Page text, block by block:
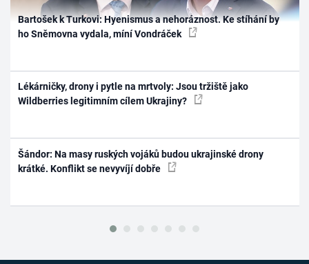
Bartošek k Turkovi: Hyenismus a nehoráznost. Ke stíhání by
ho Sněmovna vydala, míní Vondráček
Lékárničky, drony i pytle na mrtvoly: Jsou tržiště jako
Wildberries legitimním cílem Ukrajiny?
Šándor: Na masy ruských vojáků budou ukrajinské drony
krátké. Konflikt se nevyvíjí dobře